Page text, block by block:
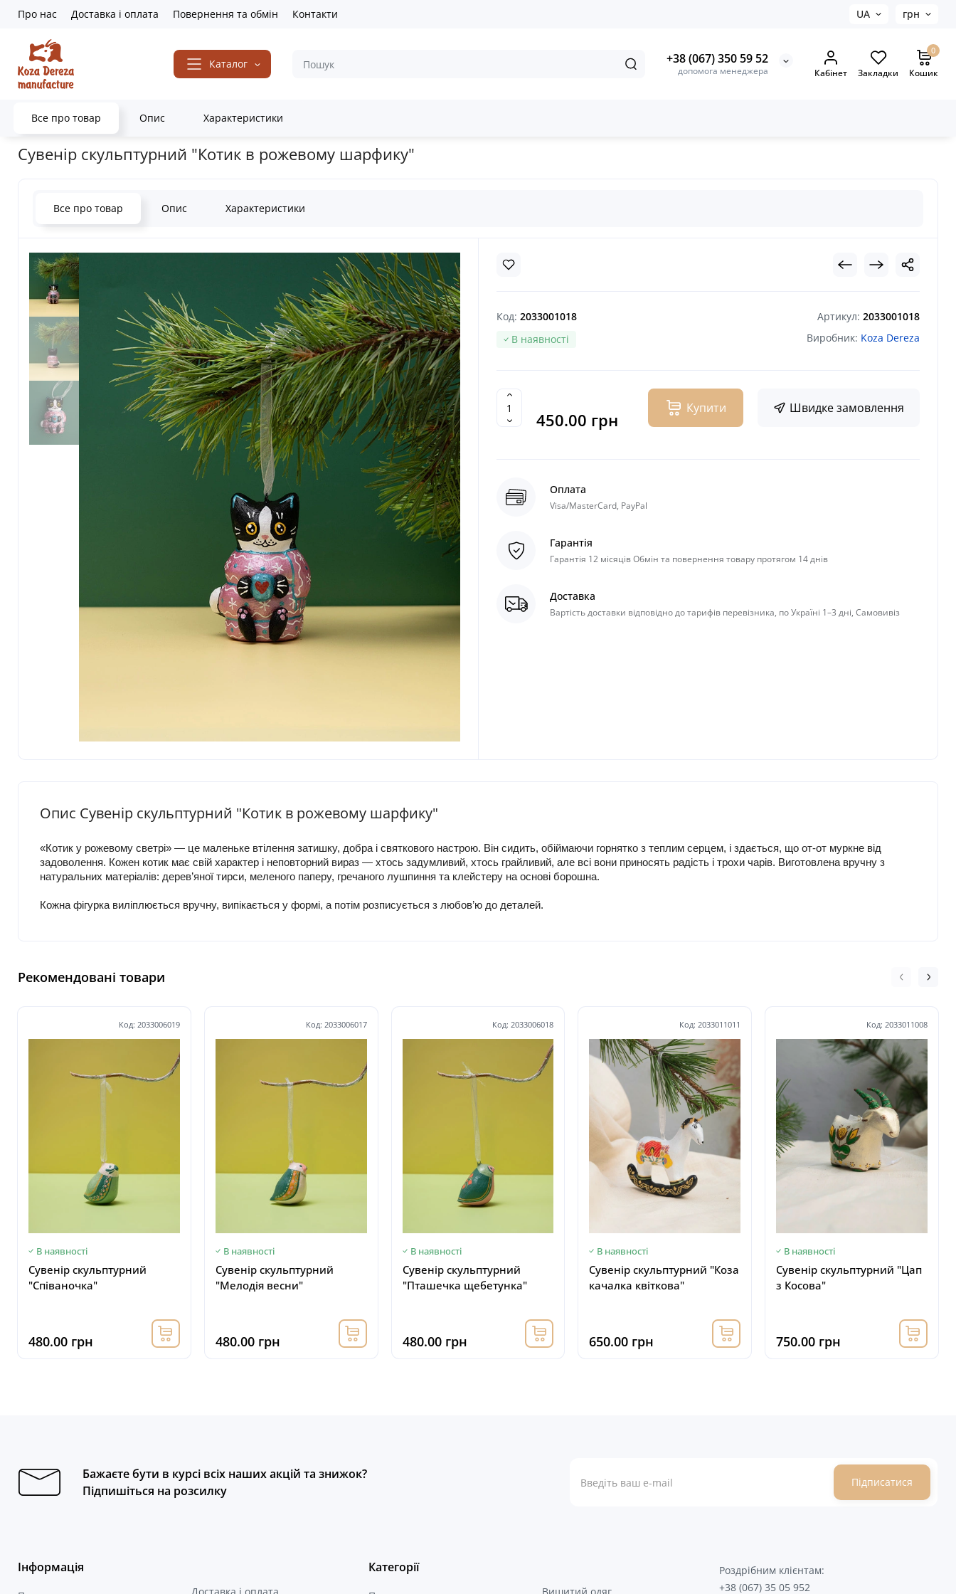
Про нас Доставка і оплата Повернення та обмін Контакти UA грн
Каталог +38 (067) 350 59 52
допомога менеджера Кабінет Закладки
0
Кошик
Все про товар Опис Характеристики
Головна Подарунки та декор Різдвяна колекція Скульптурні прикраси
Сувенір скульптурний "Котик в рожевому шарфику"
Все про товар Опис Характеристики
Код: 2033001018 Артикул: 2033001018
Виробник: Koza Dereza
В наявності
450.00 грн
Купити Швидке замовлення
Оплата
Visa/MasterCard, PayPal
Гарантія
Гарантія 12 місяців Обмін та повернення товару протягом 14 днів
Доставка
Вартість доставки відповідно до тарифів перевізника, по Україні 1–3 дні, Самовивіз
Опис Сувенір скульптурний "Котик в рожевому шарфику"
«Котик у рожевому светрі» — це маленьке втілення затишку, добра і святкового настрою. Він сидить, обіймаючи горнятко з теплим серцем, і здається, що от-от муркне від
задоволення. Кожен котик має свій характер і неповторний вираз — хтось задумливий, хтось грайливий, але всі вони приносять радість і трохи чарів. Виготовлена вручну з
натуральних матеріалів: дерев’яної тирси, меленого паперу, гречаного лушпиння та клейстеру на основі борошна.
Кожна фігурка виліплюється вручну, випікається у формі, а потім розписується з любов’ю до деталей.
Рекомендовані товари
Код: 2033006019
В наявності
Сувенір скульптурний
"Співаночка"
480.00 грн
Код: 2033006017
В наявності
Сувенір скульптурний
"Мелодія весни"
480.00 грн
Код: 2033006018
В наявності
Сувенір скульптурний
"Пташечка щебетунка"
480.00 грн
Код: 2033011011
В наявності
Сувенір скульптурний "Коза
качалка квіткова"
650.00 грн
Код: 2033011008
В наявності
Сувенір скульптурний "Цап
з Косова"
750.00 грн
Бажаєте бути в курсі всіх наших акцій та знижок?
Підпишіться на розсилку
Підписатися
Інформація Категорії
Роздрібним клієнтам:
+38 (067) 35 05 952